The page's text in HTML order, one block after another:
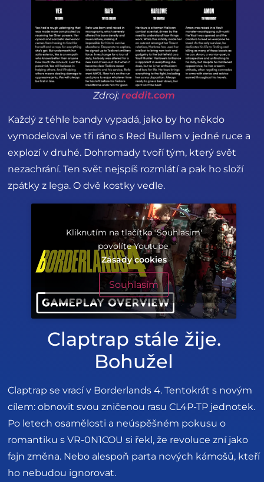
Zdroj:reddit.com
Každý z téhle bandy vypadá, jako by ho někdo
vymodeloval ve tři ráno s Red Bullem v jedné ruce a
explozí v druhé. Dohromady tvoří tým, který svět
nezachrání. Ten svět nejspíš rozmlátí a pak ho složí
zpátky z lega. O dvě kostky vedle.
Kliknutím na tlačítko 'Souhlasím'
povolíte Youtube
Zásady cookies
Souhlasím
Claptrap stále žije.
Bohužel
Claptrap se vrací v Borderlands 4. Tentokrát s novým
cílem: obnovit svou zničenou rasu CL4P-TP jednotek.
Po letech osamělosti a neúspěšném pokusu o
romantiku s VR-0N1COU si řekl, že revoluce zní jako
fajn změna. Nebo alespoň parta nových kámošů, kteří
ho nebudou ignorovat.